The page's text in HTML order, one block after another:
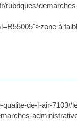
rubriques/
à
de-l-air-